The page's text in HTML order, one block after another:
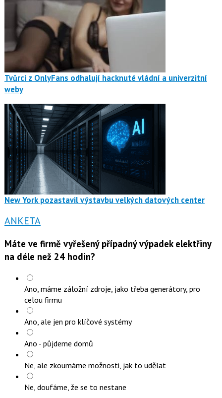
Tvůrci z OnlyFans odhalují hacknuté vládní a univerzitní
weby
New York pozastavil výstavbu velkých datových center
ANKETA
Máte ve firmě vyřešený případný výpadek elektřiny
na déle než 24 hodin?
Ano, máme záložní zdroje, jako třeba generátory, pro
celou firmu
Ano, ale jen pro klíčové systémy
Ano - půjdeme domů
Ne, ale zkoumáme možnosti, jak to udělat
Ne, doufáme, že se to nestane